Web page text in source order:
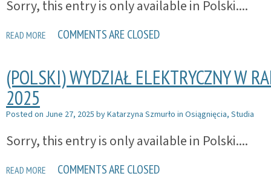
Sorry, this entry is only available in Polski....
READ MORE COMMENTS ARE CLOSED
(POLSKI) WYDZIAŁ ELEKTRYCZNY W
2025
Posted on June 27, 2025 byKatarzyna Szmurło in Osiągnięcia, Studia
Sorry, this entry is only available in Polski....
READ MORE COMMENTS ARE CLOSED